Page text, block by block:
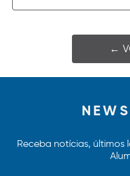
←
Receba notícias, últimos